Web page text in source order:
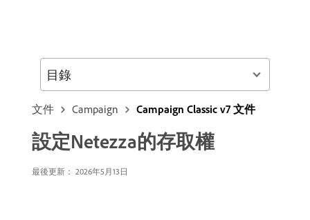
文件 Campaign Campaign Classic v7 文件
設定Netezza的存取權
最後更新： 2026年5月13日
目錄